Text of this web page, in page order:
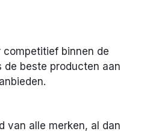
competitief binnen de
beste producten aan
van alle merken, al dan